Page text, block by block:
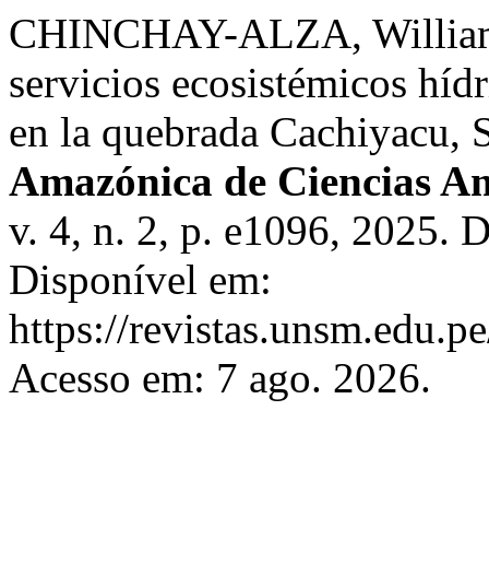
CHINCHAY-ALZA,
servicios ecosistémicos
en la quebrada
Amazónica de Ciencias
v. 4, n. 2, p. e1096, 2025.
Disponível em:
https://
Acesso em: 7 ago. 2026.